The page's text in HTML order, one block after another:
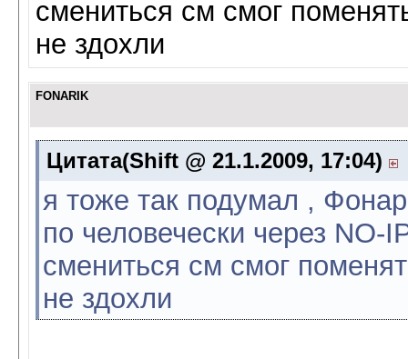
смениться см смог
не здохли
FONARIK
Цитата(Shift @ 21.1.2009, 17:04)
я тоже так подумал ,
по человечески через NO-
смениться см смог
не здохли